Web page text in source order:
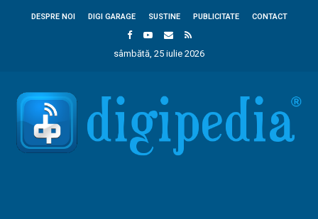
DESPRE NOI DIGI GARAGE SUSTINE PUBLICITATE CONTACT
sâmbătă, 25 iulie 2026